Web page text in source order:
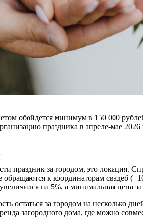
обойдется минимум в 150 000
праздника в апреле-мае
праздник за городом, это локация.
к координаторам свадеб
на 5%, а минимальная цена за
остаться за городом на несколько
загородного дома, где можно